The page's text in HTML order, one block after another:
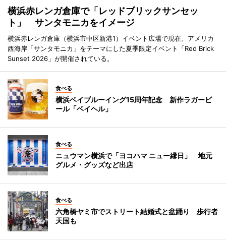
横浜赤レンガ倉庫で「レッドブリックサンセッ
ト」 サンタモニカをイメージ
横浜赤レンガ倉庫（横浜市中区新港1）イベント広場で現在、アメリカ
西海岸「サンタモニカ」をテーマにした夏季限定イベント「Red Brick
Sunset 2026」が開催されている。
食べる
横浜ベイブルーイング15周年記念 新作ラガービ
ール「ベイヘル」
食べる
ニュウマン横浜で「ヨコハマ ニュー縁日」 地元
グルメ・グッズなど出店
食べる
六角橋ヤミ市でストリート結婚式と盆踊り 歩行者
天国も